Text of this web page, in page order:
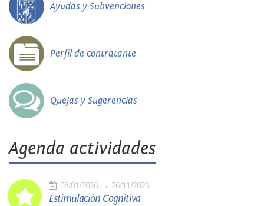
Ayudas y Subvenciones
Perfil de contratante
Quejas y Sugerencias
Agenda actividades
08/01/2026 26/11/2026
Estimulación Cognitiva